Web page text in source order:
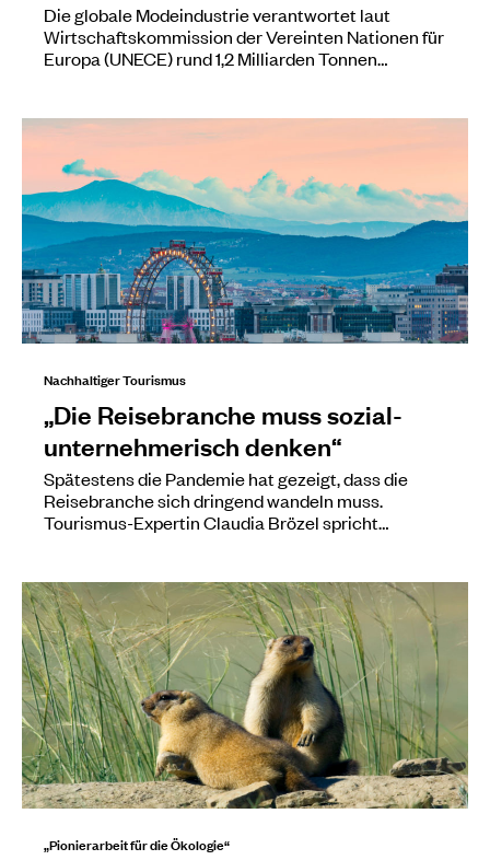
Die globale Modeindustrie verantwortet laut
Wirtschaftskommission der Vereinten Nationen für
Europa (UNECE) rund 1,2 Milliarden Tonnen…
Nachhaltiger Tourismus
„Die Reisebranche muss sozial-
unternehmerisch denken“
Spätestens die Pandemie hat gezeigt, dass die
Reisebranche sich dringend wandeln muss.
Tourismus-Expertin Claudia Brözel spricht…
„Pionierarbeit für die Ökologie“